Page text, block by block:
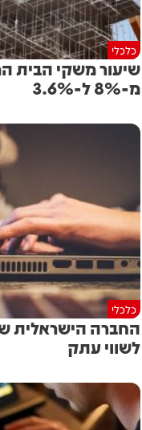
כלכלי
שיעור משקי הבית
מ-8% ל-3.6%
כלכלי
החברה הישראלית
לשווי עתק